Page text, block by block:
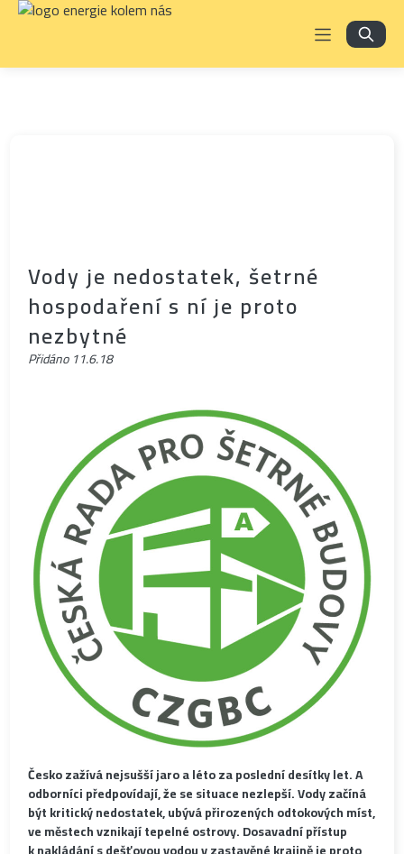
Vody je nedostatek, šetrné
hospodaření s ní je proto
nezbytné
Přidáno11.6.18
Česko zažívá nejsušší jaro a léto za poslední desítky let. A
odborníci předpovídají, že se situace nezlepší. Vody začíná
být kritický nedostatek, ubývá přirozených odtokových míst,
ve městech vznikají tepelné ostrovy. Dosavadní přístup